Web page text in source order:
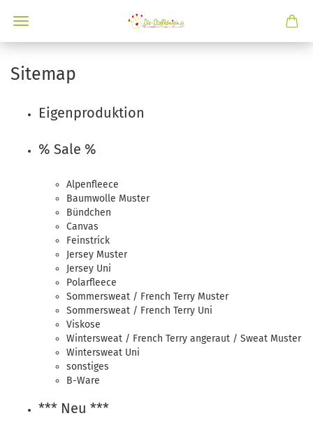
Sitemap
Eigenproduktion
% Sale %
Alpenfleece
Baumwolle Muster
Bündchen
Canvas
Feinstrick
Jersey Muster
Jersey Uni
Polarfleece
Sommersweat / French Terry Muster
Sommersweat / French Terry Uni
Viskose
Wintersweat / French Terry angeraut / Sweat Muster
Wintersweat Uni
sonstiges
B-Ware
*** Neu ***